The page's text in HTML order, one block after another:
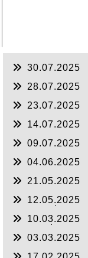
30.07.2025
28.07.2025
23.07.2025
14.07.2025
09.07.2025
04.06.2025
21.05.2025
12.05.2025
10.03.2025
03.03.2025